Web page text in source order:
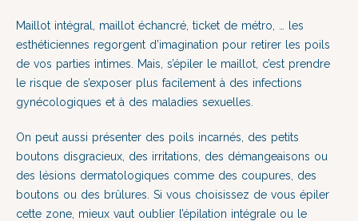
Maillot intégral, maillot échancré, ticket de métro, … les
esthéticiennes regorgent d’imagination pour retirer les poils
de vos parties intimes. Mais, s’épiler le maillot, c’est prendre
le risque de s’exposer plus facilement à des infections
gynécologiques et à des maladies sexuelles.
On peut aussi présenter des poils incarnés, des petits
boutons disgracieux, des irritations, des démangeaisons ou
des lésions dermatologiques comme des coupures, des
boutons ou des brûlures. Si vous choisissez de vous épiler
cette zone, mieux vaut oublier l’épilation intégrale ou le